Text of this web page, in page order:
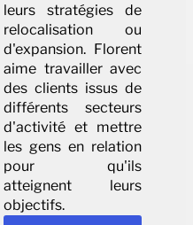
leurs stratégies de
relocalisation ou
d'expansion. Florent
aime travailler avec
des clients issus de
différents secteurs
d'activité et mettre
les gens en relation
pour qu'ils
atteignent leurs
objectifs.